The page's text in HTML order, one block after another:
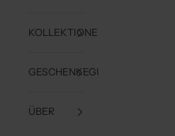
KOLLEKTIONEN
GESCHENKEGUIDE
ÜBER